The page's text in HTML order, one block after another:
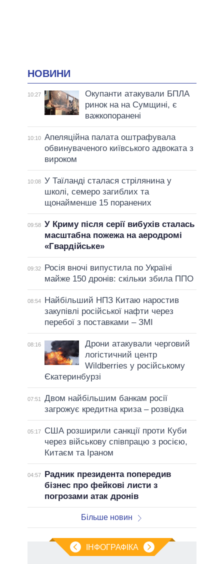
НОВИНИ
10:27
Окупанти атакували БПЛА
ринок на на Сумщині, є
важкопоранені
10:10 Апеляційна палата оштрафувала
обвинуваченого київського адвоката з
вироком
10:08 У Таїланді сталася стрілянина у
школі, семеро загиблих та
щонайменше 15 поранених
09:58 У Криму після серії вибухів сталась
масштабна пожежа на аеродромі
«Гвардійське»
09:32
Росія вночі випустила по Україні
майже 150 дронів: скільки збила ППО
08:54
Найбільший НПЗ Китаю наростив
закупівлі російської нафти через
перебої з поставками – ЗМІ
08:16
Дрони атакували черговий
логістичний центр
Wildberries у російському
Єкатеринбурзі
07:51
Двом найбільшим банкам росії
загрожує кредитна криза – розвідка
05:17
США розширили санкції проти Куби
через військову співпрацю з росією,
Китаєм та Іраном
04:57
Радник президента попередив
бізнес про фейкові листи з
погрозами атак дронів
Більше новин
ІНФОГРАФІКА